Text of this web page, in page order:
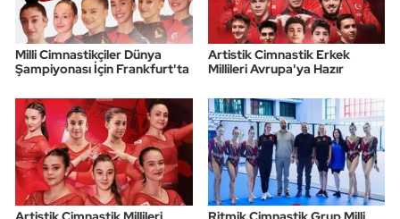
Milli Cimnastikçiler Dünya
Şampiyonası İçin Frankfurt'ta
Artistik Cimnastik Erkek
Millileri Avrupa'ya Hazır